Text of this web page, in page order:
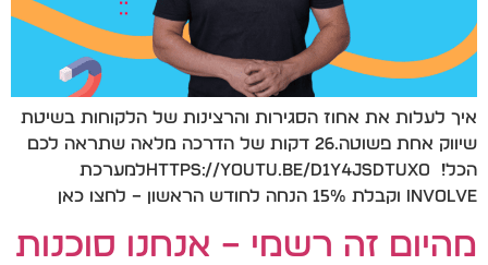
איך לעלות את אחוז הסגירות והרצינות של הלקוחות בשיטת
שיווק אחת פשוטה.26 דקות של הדרכה מלאה שתראה לכם
הכל! https://youtu.be/d1y4jsdTuxoלמערכת
INVOLVE וקבלת 15% הנחה לחודש הראשון – לחצו כאן
מהיום זה רשמי – אנחנו סוכנות